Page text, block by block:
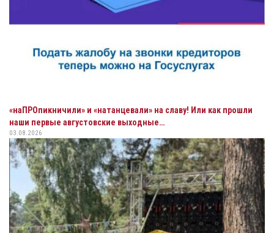
«наПРОпикничили» и «натанцевали» на славу! Или как прошли
наши первые августовские выходные…
03.08.2026